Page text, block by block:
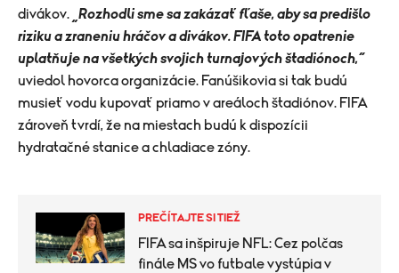
divákov.
„Rozhodli sme sa zakázať fľaše, aby sa predišlo
riziku a zraneniu hráčov a divákov. FIFA toto opatrenie
uplatňuje na všetkých svojich turnajových štadiónoch,“
uviedol hovorca organizácie. Fanúšikovia si tak budú
musieť vodu kupovať priamo v areáloch štadiónov. FIFA
zároveň tvrdí, že na miestach budú k dispozícii
hydratačné stanice a chladiace zóny.
PREČÍTAJTE SI TIEŽ
FIFA sa inšpiruje NFL: Cez polčas
finále MS vo futbale vystúpia v